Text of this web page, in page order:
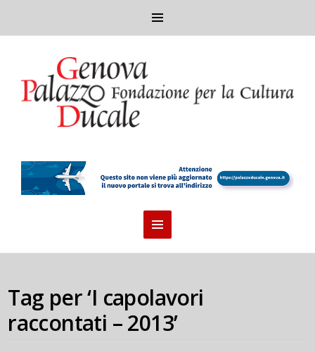
Tag per ‘I capolavori
raccontati – 2013’